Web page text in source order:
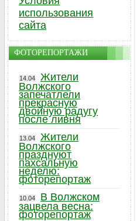
использования
сайта
ФОТОРЕПОРТАЖИ
14.04
Жители
Волжского
запечатлели
прекрасную
двойную радугу
после ливня
13.04
Жители
Волжского
празднуют
пахсальную
неделю:
фоторепортаж
10.04
В Волжском
зацвела весна:
фоторепортаж